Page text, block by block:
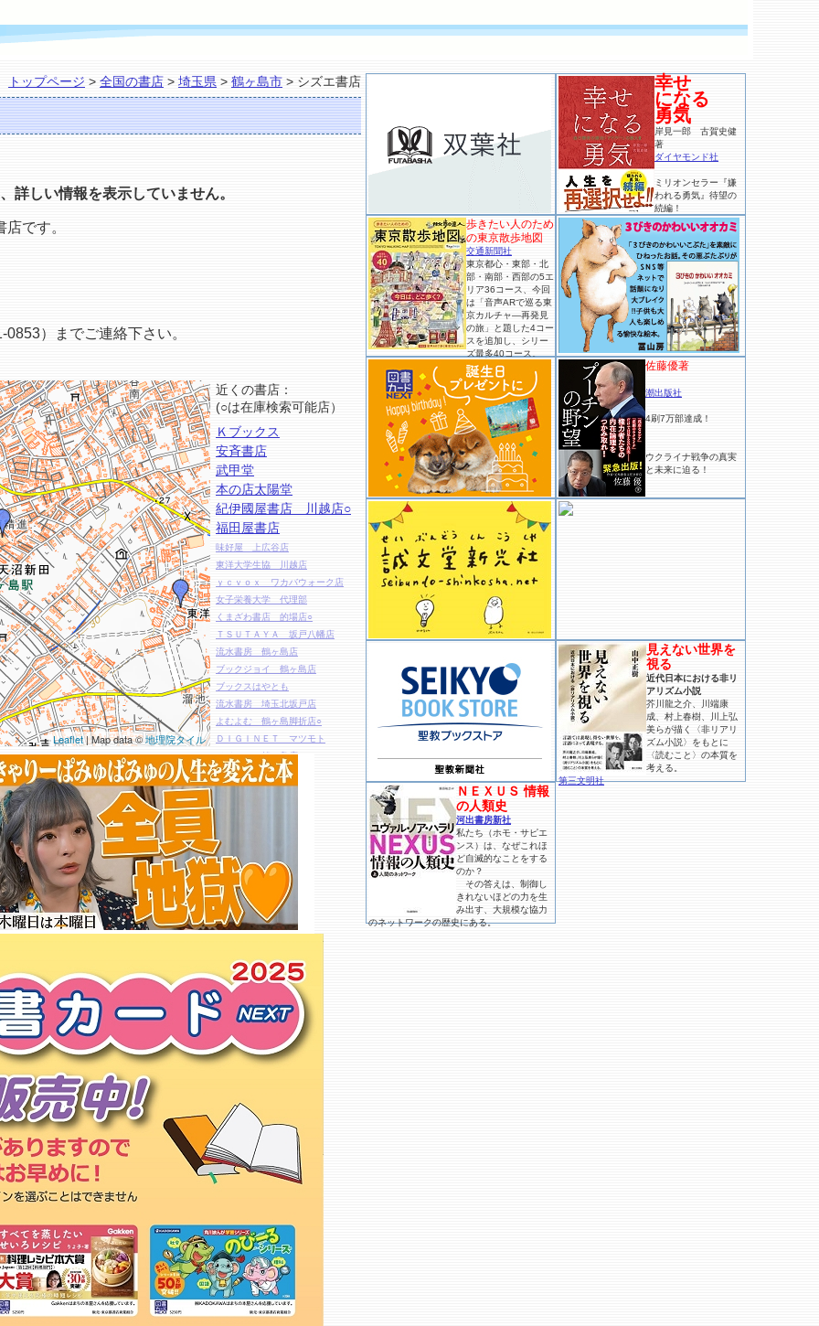
トップページ > 全国の書店 > 埼玉県 > 鶴ヶ島市 > シズエ書店
詳しい情報を表示していません。
です。
）までご連絡下さい。
Leaflet| Map data ©地理院タイル
近くの書店：
(○は在庫検索可能店）
Ｋブックス
安斉書店
武甲堂
本の店太陽堂
紀伊國屋書店 川越店○
福田屋書店
味好屋 上広谷店
東洋大学生協 川越店
ｙｃｖｏｘ ワカバウォーク店
女子栄養大学 代理部
くまざわ書店 的場店○
ＴＳＵＴＡＹＡ 坂戸八幡店
流水書房 鶴ヶ島店
ブックジョイ 鶴ヶ島店
ブックスはやとも
流水書房 埼玉北坂戸店
よむよむ 鶴ヶ島脚折店○
ＤＩＧＩＮＥＴ マツモト
ベイシア 鶴ヶ島店
いなげや 鶴ヶ島店書籍コーナー
砂子屋
よむよむ 坂戸入西店○
蔦屋書店 川島インター店
ブックス芙蓉堂
アニメイト 川越店
リブロ 川越店
平井文書堂 日高店
Ｔ’ｓ Ｂｏｏｋｓ
精文堂○
ヴィレッジヴァンガード 川越ル
ミネ店
ブックファースト ルミネ川越店
東京電機大学 鳩山キャンパス売
店
幸せ
になる
勇気
岸見一郎 古賀史健
著
ダイヤモンド社
ミリオンセラー『嫌
われる勇気』待望の
続編！
歩きたい人のため
の東京散歩地図
交通新聞社
東京都心・東部・北
部・南部・西部の5エ
リア36コース、今回
は「音声ARで巡る東
京カルチャ―再発見
の旅」と題した4コー
スを追加し、シリー
ズ最多40コース。
佐藤優著
潮出版社
4刷7万部達成！
ウクライナ戦争の真実
と未来に迫る！
見えない世界を
視る
近代日本における非リ
アリズム小説
芥川龍之介、川端康
成、村上春樹、川上弘
美らが描く〈非リアリ
ズム小説〉をもとに
〈読むこと〉の本質を
考える。
第三文明社
ＮＥＸＵＳ 情報
の人類史
河出書房新社
私たち（ホモ・サピエ
ンス）は、なぜこれほ
ど自滅的なことをする
のか？
その答えは、制御し
きれないほどの力を生
み出す、大規模な協力
のネットワークの歴史にある。